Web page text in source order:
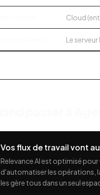
Cloud
Le
Vos flux de travail vont
Relevance AI est optimisé
d'automatiser les opérations,
les gère tous dans un seul